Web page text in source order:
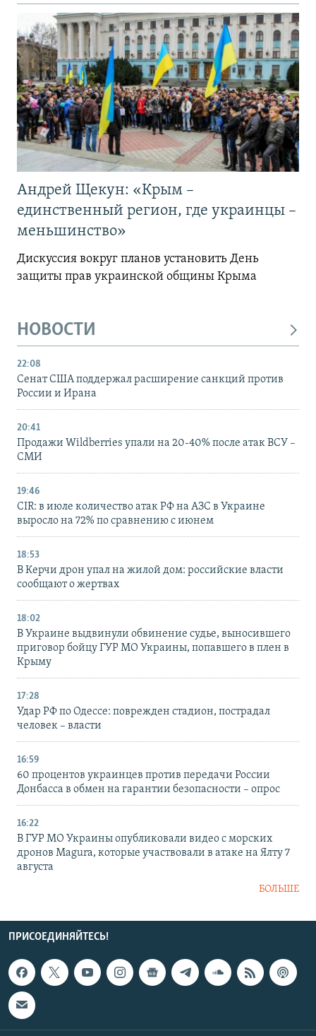
Андрей Щекун: «Крым –
единственный регион, где украинцы –
меньшинство»
Дискуссия вокруг планов установить День
защиты прав украинской общины Крыма
НОВОСТИ
22:08
Сенат США поддержал расширение санкций против
России и Ирана
20:41
Продажи Wildberries упали на 20-40% после атак ВСУ –
СМИ
19:46
CIR: в июле количество атак РФ на АЗС в Украине
выросло на 72% по сравнению с июнем
18:53
В Керчи дрон упал на жилой дом: российские власти
сообщают о жертвах
18:02
В Украине выдвинули обвинение судье, выносившего
приговор бойцу ГУР МО Украины, попавшего в плен в
Крыму
17:28
Удар РФ по Одессе: поврежден стадион, пострадал
человек – власти
16:59
60 процентов украинцев против передачи России
Донбасса в обмен на гарантии безопасности – опрос
16:22
В ГУР МО Украины опубликовали видео с морских
дронов Magura, которые участвовали в атаке на Ялту 7
августа
БОЛЬШЕ
ПРИСОЕДИНЯЙТЕСЬ!